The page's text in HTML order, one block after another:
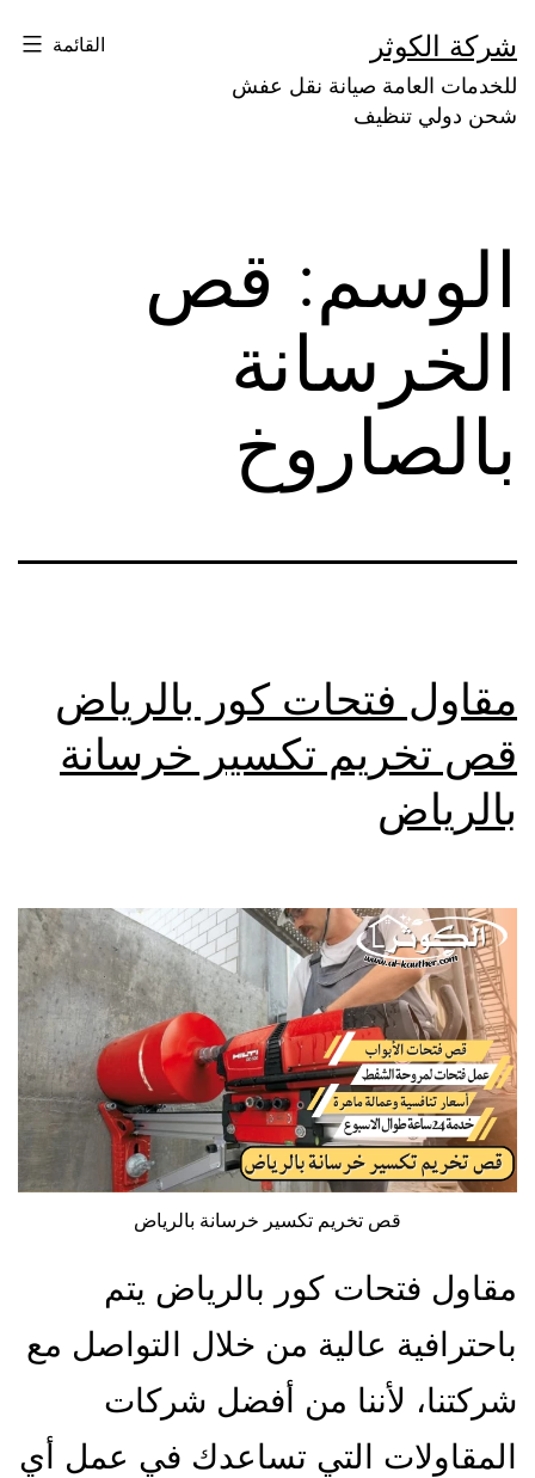
إلى
المحتوى
شركة الكوثر
للخدمات العامة صيانة نقل عفش
شحن دولي تنظيف
القائمة
الوسم: قص
الخرسانة
بالصاروخ
مقاول فتحات كور بالرياض
قص تخريم تكسير خرسانة
بالرياض
قص تخريم تكسير خرسانة بالرياض
مقاول فتحات كور بالرياض يتم
باحترافية عالية من خلال التواصل مع
شركتنا، لأننا من أفضل شركات
المقاولات التي تساعدك في عمل أي